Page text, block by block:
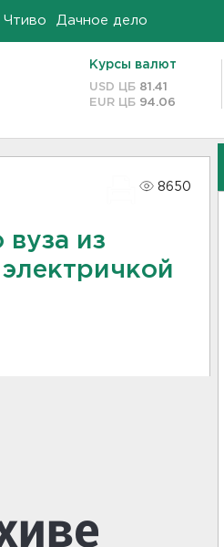
Чтиво Дачное дело
Курсы валют
USD ЦБ 81.41
EUR ЦБ 94.06
8650
вуза из